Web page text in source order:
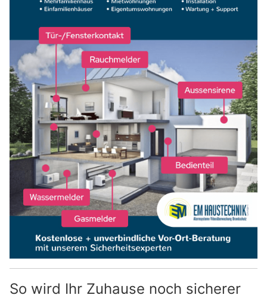
So wird Ihr Zuhause noch sicherer